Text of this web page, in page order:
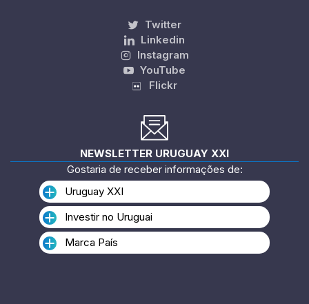
Twitter
Linkedin
Instagram
YouTube
Flickr
NEWSLETTER URUGUAY XXI
Gostaria de receber informações de:
Uruguay XXI
Investir no Uruguai
Marca País